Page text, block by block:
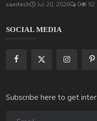
saertech Jul 20, 2026 0 92
SOCIAL MEDIA
Subscribe here to get